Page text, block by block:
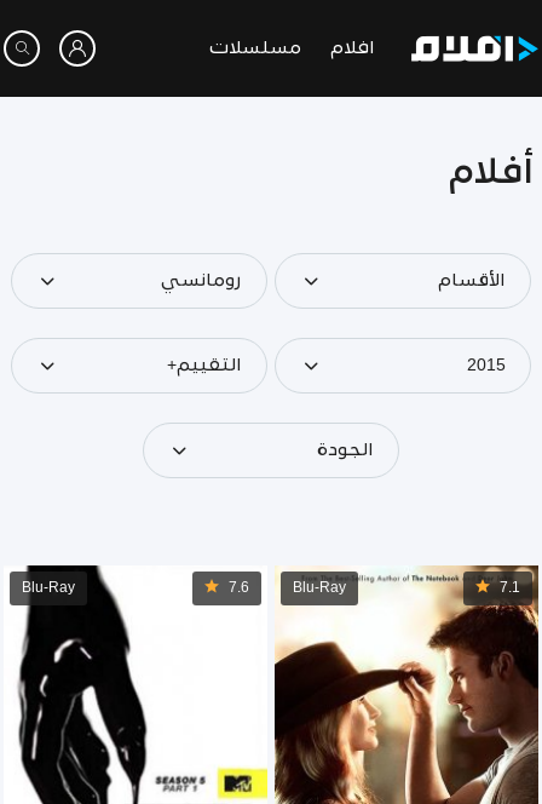
افلام مسلسلات
أفلام
الأقسام رومانسي
2015 التقييم+
الجودة
7.1
Blu-Ray
7.6
Blu-Ray